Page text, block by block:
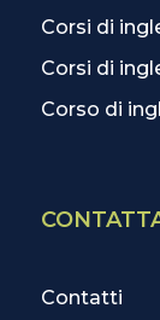
Corsi di
Corsi di
Corso di
Contatti